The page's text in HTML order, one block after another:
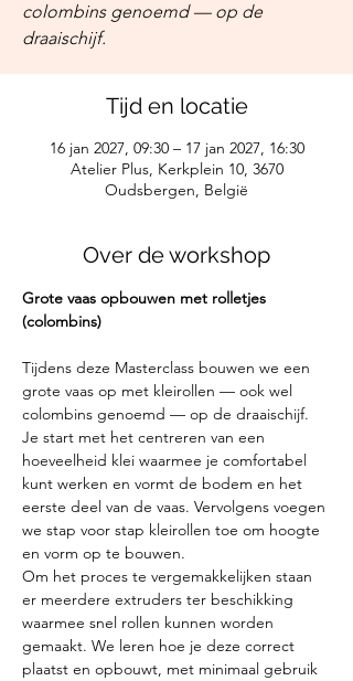
colombins genoemd — op de
draaischijf.
Tijd en locatie
16 jan 2027, 09:30 – 17 jan 2027, 16:30
Atelier Plus, Kerkplein 10, 3670
Oudsbergen, België
Over de workshop
Grote vaas opbouwen met rolletjes
(colombins)
Tijdens deze Masterclass bouwen we een
grote vaas op met kleirollen — ook wel
colombins genoemd — op de draaischijf.
Je start met het centreren van een
hoeveelheid klei waarmee je comfortabel
kunt werken en vormt de bodem en het
eerste deel van de vaas. Vervolgens voegen
we stap voor stap kleirollen toe om hoogte
en vorm op te bouwen.
Om het proces te vergemakkelijken staan
er meerdere extruders ter beschikking
waarmee snel rollen kunnen worden
gemaakt. We leren hoe je deze correct
plaatst en opbouwt, met minimaal gebruik